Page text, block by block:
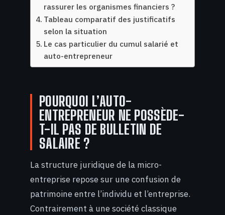
rassurer les organismes financiers ?
Tableau comparatif des justificatifs
selon la situation
Le cas particulier du cumul salarié et
auto-entrepreneur
POURQUOI L’AUTO-
ENTREPRENEUR NE POSSÈDE-
T-IL PAS DE BULLETIN DE
SALAIRE ?
La structure juridique de la micro-
entreprise repose sur une confusion de
patrimoine entre l’individu et l’entreprise.
Contrairement à une société classique